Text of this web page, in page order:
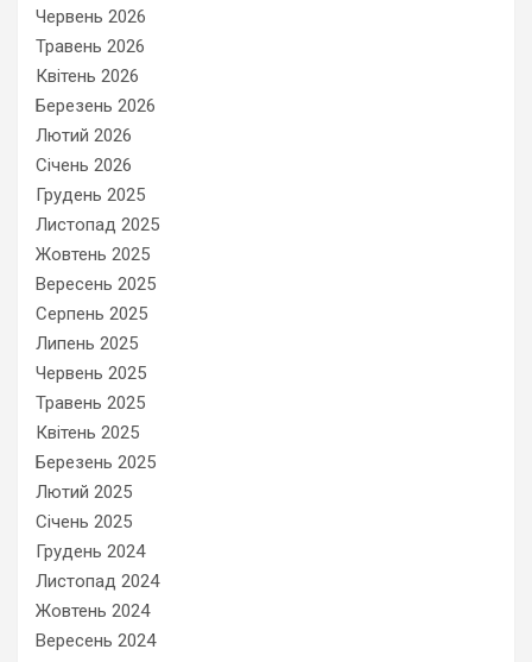
Червень 2026
Травень 2026
Квітень 2026
Березень 2026
Лютий 2026
Січень 2026
Грудень 2025
Листопад 2025
Жовтень 2025
Вересень 2025
Серпень 2025
Липень 2025
Червень 2025
Травень 2025
Квітень 2025
Березень 2025
Лютий 2025
Січень 2025
Грудень 2024
Листопад 2024
Жовтень 2024
Вересень 2024